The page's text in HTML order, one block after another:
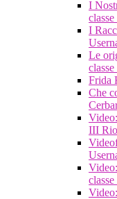
I
I
Le
Frida
Che
III